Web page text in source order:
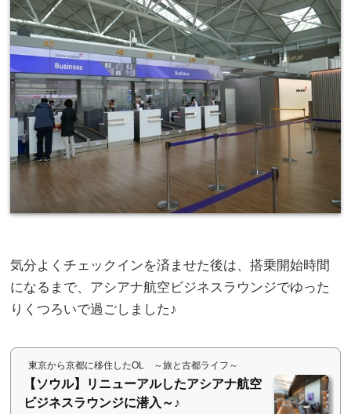
気分よくチェックインを済ませた後は、搭乗開始時間
になるまで、アシアナ航空ビジネスラウンジでゆった
りくつろいで過ごしました♪
東京から京都に移住したOL ～旅と古都ライフ～
【ソウル】リニューアルしたアシアナ航空
ビジネスラウンジに潜入～♪